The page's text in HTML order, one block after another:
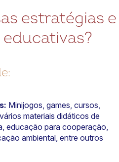
estratégias e
Minijogos, games, cursos,
materiais didáticos de
educação para cooperação,
ambiental, entre outros